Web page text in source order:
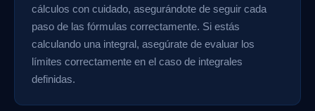
cálculos con cuidado, asegurándote de seguir cada
paso de las fórmulas correctamente. Si estás
calculando una integral, asegúrate de evaluar los
límites correctamente en el caso de integrales
definidas.